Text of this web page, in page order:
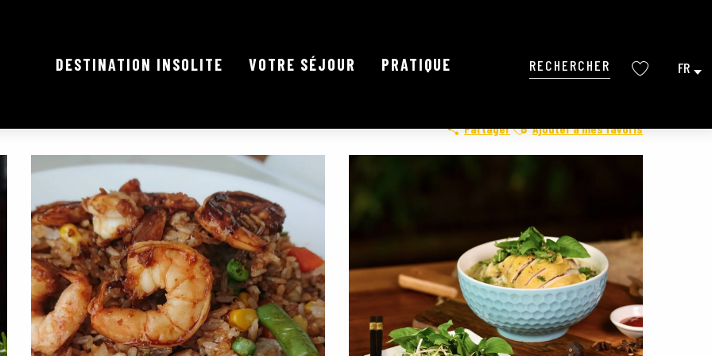
Recherche
FR
DESTINATION INSOLITE VOTRE SÉJOUR PRATIQUE
Partager Ajouter à mes favoris